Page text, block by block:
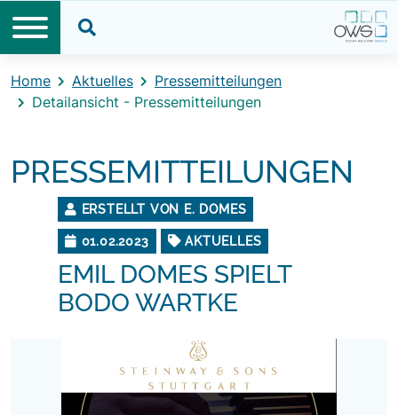
Home Aktuelles
Pressemitteilungen
Detailansicht - Pressemitteilungen
PRESSEMITTEILUNGEN
ERSTELLT VON E. DOMES
01.02.2023 AKTUELLES
EMIL DOMES SPIELT
BODO WARTKE